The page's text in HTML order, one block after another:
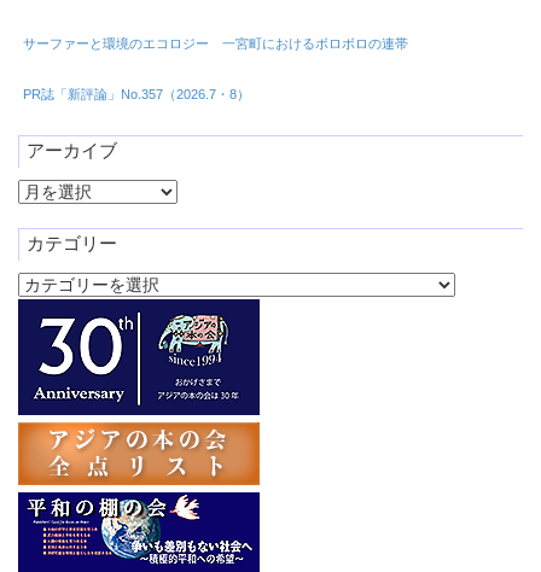
サーファーと環境のエコロジー 一宮町におけるボロボロの連帯
PR誌「新評論」No.357（2026.7・8）
アーカイブ
ア
カ
イ
ブ
カテゴリー
カ